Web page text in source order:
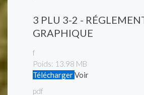
3 PLU 3-2 -
GRAPHIQUE
f
Poids: 13.98 MB
TéléchargerVoir
pdf